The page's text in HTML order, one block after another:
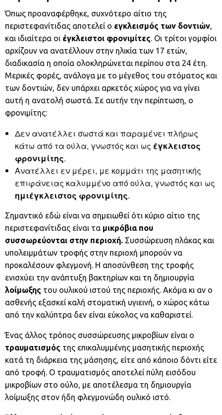
Όπως προαναφέρθηκε, συχνότερο αίτιο της
περιστεφανίτιδας αποτελεί ο εγκλεισμός των δοντιών,
και ιδιαίτερα οι έγκλειστοι φρονιμίτες. Οι τρίτοι γομφίοι
αρχίζουν να ανατέλλουν στην ηλικία των 17 ετών,
διαδικασία η οποία ολοκληρώνεται περίπου στα 24 έτη.
Μερικές φορές, ανάλογα με το μέγεθος του στόματος και
των δοντιών, δεν υπάρχει αρκετός χώρος για να γίνει
αυτή η ανατολή σωστά. Σε αυτήν την περίπτωση, ο
φρονιμίτης:
Δεν ανατέλλει σωστά και παραμένει πλήρως
κάτω από τα ούλα, γνωστός και ως έγκλειστος
φρονιμίτης.
Ανατέλλει εν μέρει, με κομμάτι της μασητικής
επιφάνειας καλυμμένο από ούλα, γνωστός και ως
ημιέγκλειστος φρονιμίτης.
Σημαντικό εδώ είναι να σημειωθεί ότι κύριο αίτιο της
περιστεφανίτιδας είναι τα μικρόβια που
συσσωρεύονται στην περιοχή. Συσσώρευση πλάκας και
υπολειμμάτων τροφής στην περιοχή μπορούν να
προκαλέσουν φλεγμονή. Η αποσύνθεση της τροφής
ενισχύει την ανάπτυξη βακτηρίων και τη δημιουργία
λοίμωξης του ουλικού ιστού της περιοχής. Ακόμα κι αν ο
ασθενής εξασκεί καλή στοματική υγιεινή, ο χώρος κάτω
από την καλύπτρα δεν είναι εύκολος να καθαριστεί.
Ένας άλλος τρόπος συσσώρευσης μικροβίων είναι ο
τραυματισμός της επικαλυμμένης μασητικής περιοχής
κατά τη διάρκεια της μάσησης, είτε από κάποιο δόντι είτε
από τροφή. Ο τραυματισμός αποτελεί πύλη εισόδου
μικροβίων στο ούλο, με αποτέλεσμα τη δημιουργία
λοίμωξης στον ήδη φλεγμονώδη ουλικό ιστό.